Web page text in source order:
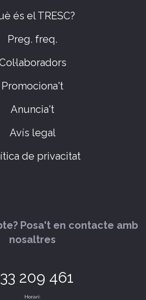
és el TRESC?
Preg. freq.
Promociona't
Anuncia't
Avís legal
de privacitat
Posa't en contacte amb
nosaltres
209 461
Horari: